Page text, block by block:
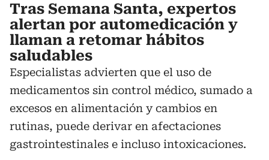
Tras Semana Santa, expertos
alertan por automedicación y
llaman a retomar hábitos
saludables
Especialistas advierten que el uso de
medicamentos sin control médico, sumado a
excesos en alimentación y cambios en
rutinas, puede derivar en afectaciones
gastrointestinales e incluso intoxicaciones.